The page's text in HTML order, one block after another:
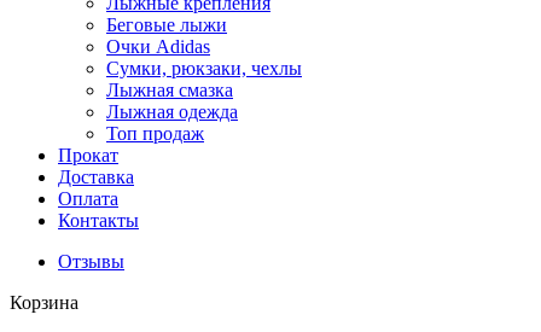
Беговые лыжи
Очки Adidas
Сумки, рюкзаки, чехлы
Лыжная смазка
Лыжная одежда
Топ продаж
Прокат
Доставка
Оплата
Контакты
Отзывы
Корзина